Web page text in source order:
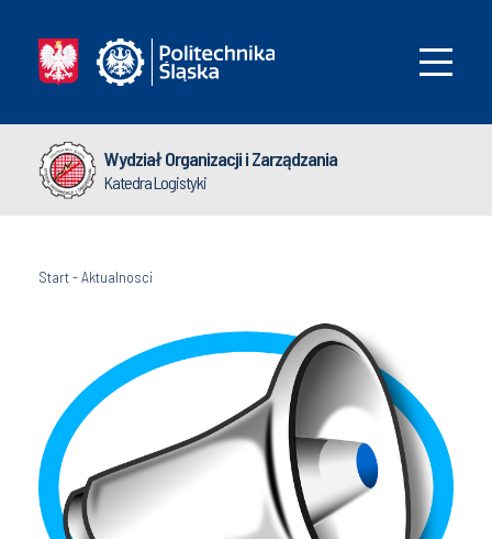
Wydział Organizacji i Zarządzania
Katedra Logistyki
Start-Aktualnosci